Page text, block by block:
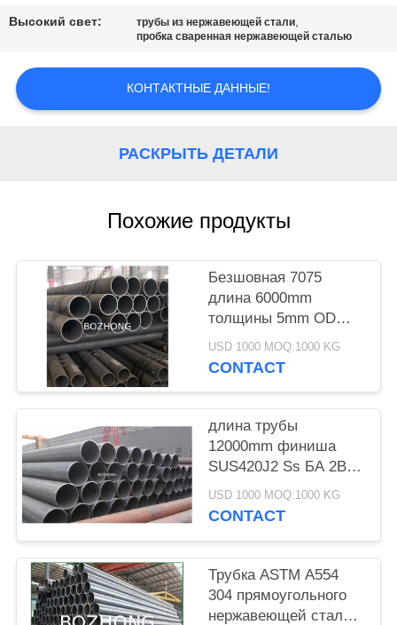
САЙТА
Высокий свет: трубы из нержавеющей стали,
пробка сваренная нержавеющей сталью
КОНТАКТНЫЕ ДАННЫЕ!
РАСКРЫТЬ ДЕТАЛИ
Похожие продукты
Безшовная 7075
длина 6000mm
толщины 5mm OD
200mm трубы сплава
алюминия T6
USD 1000 MOQ:1000 KG
CONTACT
длина трубы
12000mm финиша
SUS420J2 Ss БА 2B
круглая
USD 1000 MOQ:1000 KG
CONTACT
Трубка ASTM A554
304 прямоугольного
нержавеющей стали